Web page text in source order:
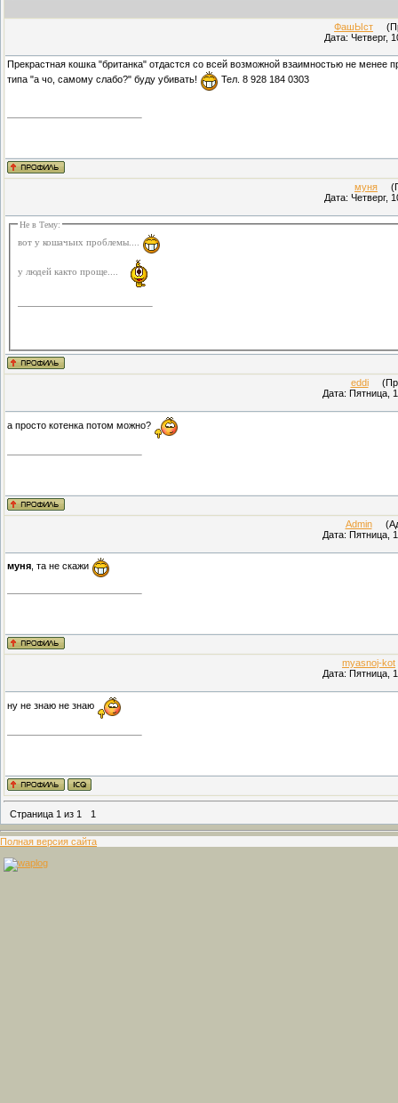
ФашЫст
Дата: Четверг,
Прекрастная кошка "британка" отдастся со всей возможной взаимностью не менее
типа "а чо, самому слабо?" буду убивать!
Тел. 8 928 184 0303
муня
Дата: Четверг,
Не в Тему:
вот у кошачьих проблемы....
у людей както проще....
eddi
Дата: Пятница,
а просто котенка потом можно?
Admin
Дата: Пятница,
муня , та не скажи
myasnoj-kot
Дата: Пятница,
ну не знаю не знаю
Страница 1 из 1 1
Полная версия сайта